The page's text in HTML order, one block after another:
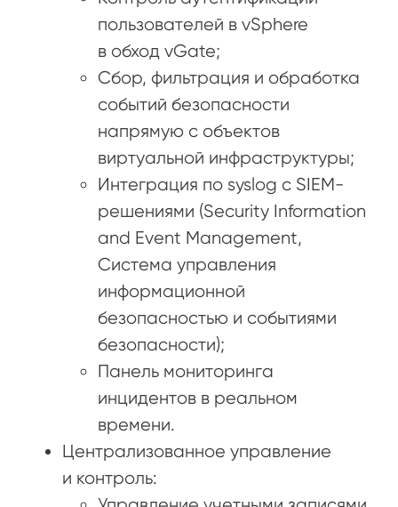
пользователей в vSphere
в обход vGate;
Сбор, фильтрация и обработка
событий безопасности
напрямую с объектов
виртуальной инфраструктуры;
Интеграция по syslog c SIEM-
решениями (Security Information
and Event Management,
Система управления
информационной
безопасностью и событиями
безопасности);
Панель мониторинга
инцидентов в реальном
времени.
Централизованное управление
и контроль: